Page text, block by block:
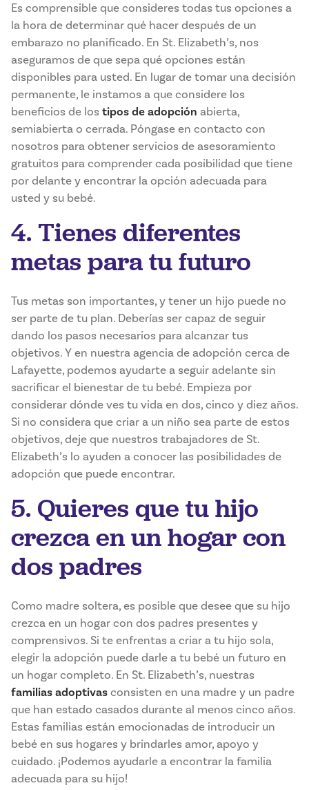
Es comprensible que consideres todas tus opciones a
la hora de determinar qué hacer después de un
embarazo no planificado. En St. Elizabeth’s, nos
aseguramos de que sepa qué opciones están
disponibles para usted. En lugar de tomar una decisión
permanente, le instamos a que considere los
beneficios de los tipos de adopción abierta,
semiabierta o cerrada. Póngase en contacto con
nosotros para obtener servicios de asesoramiento
gratuitos para comprender cada posibilidad que tiene
por delante y encontrar la opción adecuada para
usted y su bebé.
4. Tienes diferentes
metas para tu futuro
Tus metas son importantes, y tener un hijo puede no
ser parte de tu plan. Deberías ser capaz de seguir
dando los pasos necesarios para alcanzar tus
objetivos. Y en nuestra agencia de adopción cerca de
Lafayette, podemos ayudarte a seguir adelante sin
sacrificar el bienestar de tu bebé. Empieza por
considerar dónde ves tu vida en dos, cinco y diez años.
Si no considera que criar a un niño sea parte de estos
objetivos, deje que nuestros trabajadores de St.
Elizabeth’s lo ayuden a conocer las posibilidades de
adopción que puede encontrar.
5. Quieres que tu hijo
crezca en un hogar con
dos padres
Como madre soltera, es posible que desee que su hijo
crezca en un hogar con dos padres presentes y
comprensivos. Si te enfrentas a criar a tu hijo sola,
elegir la adopción puede darle a tu bebé un futuro en
un hogar completo. En St. Elizabeth’s, nuestras
familias adoptivasconsisten en una madre y un padre
que han estado casados durante al menos cinco años.
Estas familias están emocionadas de introducir un
bebé en sus hogares y brindarles amor, apoyo y
cuidado. ¡Podemos ayudarle a encontrar la familia
adecuada para su hijo!